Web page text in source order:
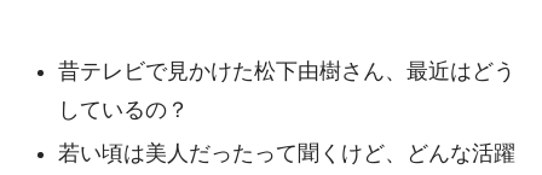
昔テレビで見かけた松下由樹さん、最近はどう
しているの？
若い頃は美人だったって聞くけど、どんな活躍